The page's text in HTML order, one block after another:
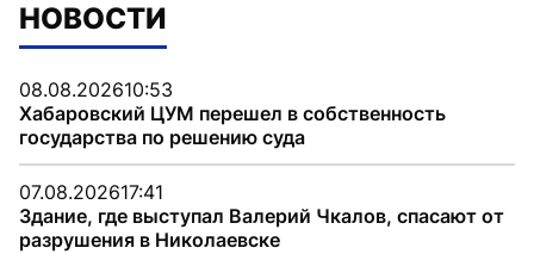
НОВОСТИ
08.08.202610:53
Хабаровский ЦУМ перешел в собственность
государства по решению суда
07.08.202617:41
Здание, где выступал Валерий Чкалов, спасают от
разрушения в Николаевске